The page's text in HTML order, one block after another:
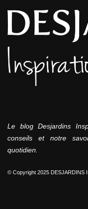
Le blog Desjardins
conseils et notre
quotidien.
© Copyright 2025 DESJARDINS